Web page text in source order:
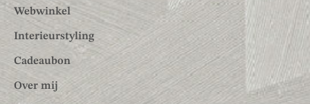
Webwinkel
Interieurstyling
Cadeaubon
Over mij